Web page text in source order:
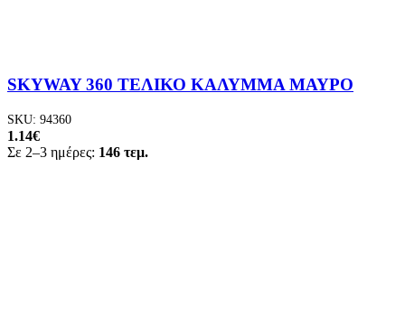
SKYWAY 360 ΤΕΛΙΚΟ ΚΑΛΥΜΜΑ ΜΑΥΡΟ
SKU: 94360
1.14€
Σε 2–3 ημέρες: 146 τεμ.